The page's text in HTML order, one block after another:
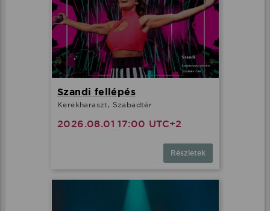
Szandi fellépés
Kerekharaszt, Szabadtér
2026.08.01 17:00 UTC+2
Részletek